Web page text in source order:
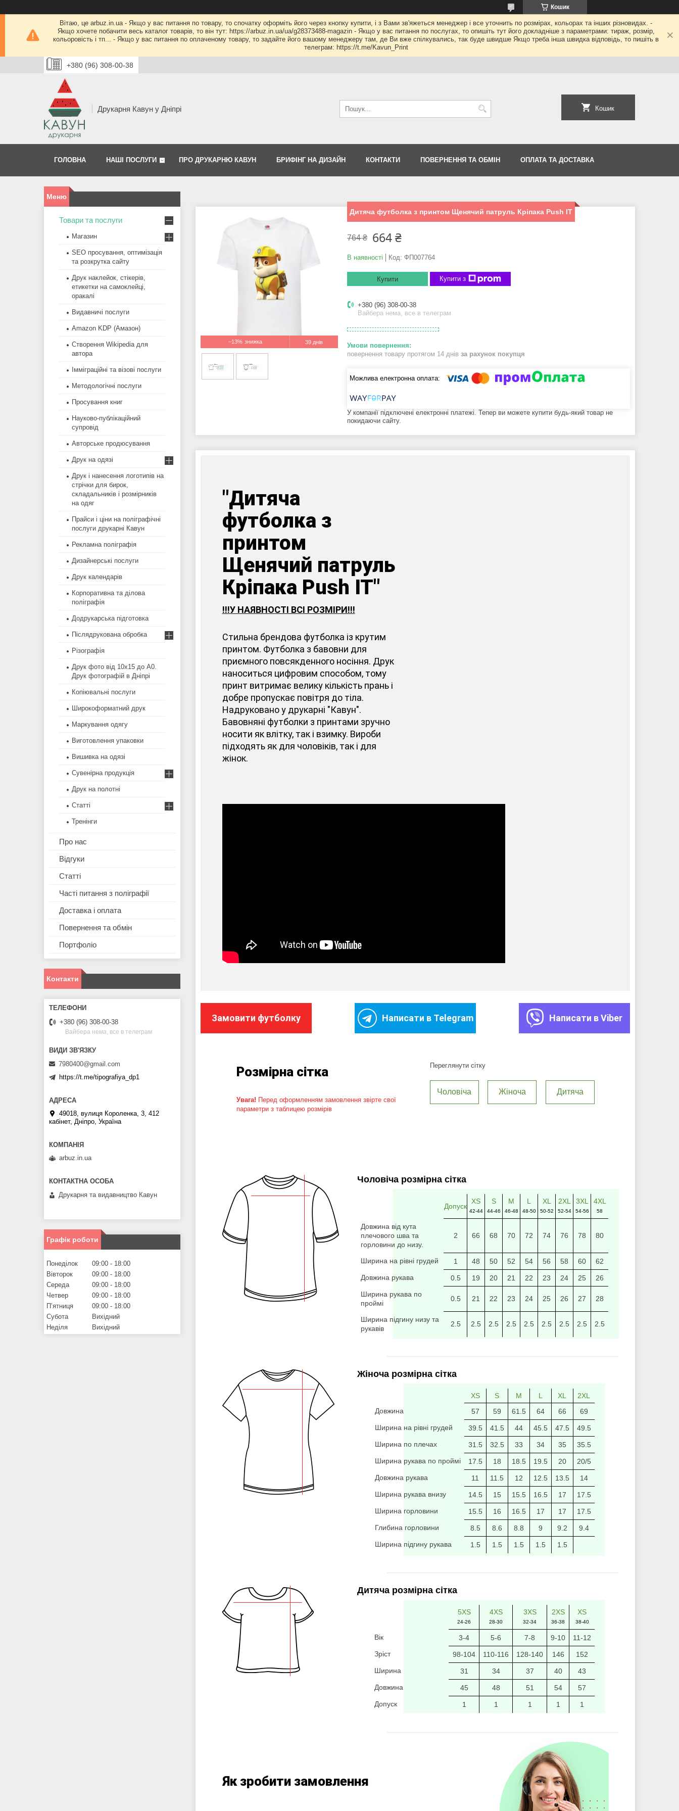
Кошик
Вітаю, це arbuz.in.ua - Якщо у вас питання по товару, то спочатку оформіть його через кнопку купити, і з Вами зв'яжеться менеджер і все уточнить по розмірах, кольорах та інших різновидах. -
Якщо хочете побачити весь каталог товарів, то він тут: https://arbuz.in.ua/ua/g28373488-magazin - Якщо у вас питання по послугах, то опишіть тут його докладніше з параметрами: тираж, розмір,
кольоровість і тп... - Якщо у вас питання по оплаченому товару, то задайте його вашому менеджеру там, де Ви вже спілкувались, так буде швидше Якщо треба інша швидка відповідь, то пишіть в
телеграм: https://t.me/Kavun_Print
+380 (96) 308-00-38
Друкарня Кавун у Дніпрі Кошик
ГОЛОВНА НАШІ ПОСЛУГИ ПРО ДРУКАРНЮ КАВУН БРИФІНГ НА ДИЗАЙН КОНТАКТИ ПОВЕРНЕННЯ ТА ОБМІН ОПЛАТА ТА ДОСТАВКА
–13% 39 днів
Дитяча футболка з принтом Щенячий патруль Кріпака Push IT
764 ₴ 664 ₴
В наявності Код: ФП007764
Купити Купити з
+380 (96) 308-00-38
Вайбера нема, все в телеграм
повернення товару протягом 14 днів за рахунок покупця
У компанії підключені електронні платежі. Тепер ви можете купити будь-який товар не
покидаючи сайту.
"Дитяча
футболка з
принтом
Щенячий патруль
Кріпака Push IT"
!!!У НАЯВНОСТІ ВСІ РОЗМІРИ!!!
Стильна брендова футболка із крутим
принтом. Футболка з бавовни для
приємного повсякденного носіння. Друк
наноситься цифровим способом, тому
принт витримає велику кількість прань і
добре пропускає повітря до тіла.
Надруковано у друкарні "Кавун".
Бавовняні футболки з принтами зручно
носити як влітку, так і взимку. Вироби
підходять як для чоловіків, так і для
жінок.
Замовити футболку Написати в Telegram Написати в Viber
Розмірна сітка
Увага! Перед оформленням замовлення звірте свої
параметри з таблицею розмірів
Переглянути сітку
Чоловіча Жіноча Дитяча
Чоловіча розмірна сітка
Допуск
XS
42-44
S
44-46
M
46-48
L
48-50
XL
50-52
2XL
52-54
3XL
54-56
4XL
58
Довжина від кута
плечового шва та
горловини до низу.
2 66 68 70 72 74 76 78 80
Ширина на рівні грудей 1 48 50 52 54 56 58 60
62
Довжина рукава
0.5 19 20 21 22 23 24 25
26
Ширина рукава по
проймі
0.5 21 22 23 24 25 26 27 28
Ширина підгину низу та
рукавів
2.5 2.5 2.5 2.5 2.5 2.5 2.5 2.5 2.5
Жіноча розмірна сітка
XS S M L XL
2XL
Довжина
57 59 61.5 64 66
69
Ширина на рівні грудей
39.5 41.5 44 45.5 47.5
49.5
Ширина по плечах
31.5 32.5 33 34 35
35.5
Ширина рукава по проймі
17.5 18 18.5 19.5 20
20/5
Довжина рукава
11 11.5 12 12.5 13.5
14
Ширина рукава внизу
14.5 15 15.5 16.5 17
17.5
Ширина горловини
15.5 16 16.5 17 17
17.5
Глибина горловини
8.5 8.6 8.8 9 9.2
9.4
Ширина підгину рукава
1.5 1.5 1.5 1.5 1.5
Дитяча розмірна сітка
5XS
24-26
4XS
28-30
3XS
32-34
2XS
36-38
XS
38-40
Вік 3-4 5-6 7-8 9-10
11-12
Зріст
98-104 110-116 128-140 146
152
Ширина
31 34 37 40
43
Довжина
45 48 51 54
57
Допуск
1 1 1 1 1
Як зробити замовлення
Товари та послуги
Магазин
SEO просування, оптимізація
та розкрутка сайту
Друк наклейок, стікерів,
етикетки на самоклейці,
оракалі
Видавничі послуги
Amazon KDP (Амазон)
Створення Wikipedia для
автора
Імміграційні та візові послуги
Методологічні послуги
Просування книг
Науково-публікаційний
супровід
Авторське продюсування
Друк на одязі
Друк і нанесення логотипів на
стрічки для бирок,
складальників і розмірників
на одяг
Прайси і ціни на поліграфічні
послуги друкарні Кавун
Рекламна поліграфія
Дизайнерські послуги
Друк календарів
Корпоративна та ділова
поліграфія
Додрукарська підготовка
Післядрукована обробка
Різографія
Друк фото від 10х15 до А0.
Друк фотографій в Дніпрі
Копіювальні послуги
Широкоформатний друк
Маркування одягу
Виготовлення упаковки
Вишивка на одязі
Сувенірна продукція
Друк на полотні
Статті
Тренінги
Про нас
Відгуки
Статті
Часті питання з поліграфії
Доставка і оплата
Повернення та обмін
Портфоліо
Контакти
+380 (96) 308-00-38
Вайбера нема, все в телеграм
7980400@gmail.com
https://t.me/tipografiya_dp1
49018, вулиця Короленка, 3, 412
кабінет, Дніпро, Україна
arbuz.in.ua
Друкарня та видавництво Кавун
Графік роботи
Понеділок 09:00
18:00
Вівторок
09:00
18:00
Середа
09:00
18:00
Четвер
09:00
18:00
Пʼятниця
09:00
18:00
Субота
Вихідний
Неділя
Вихідний